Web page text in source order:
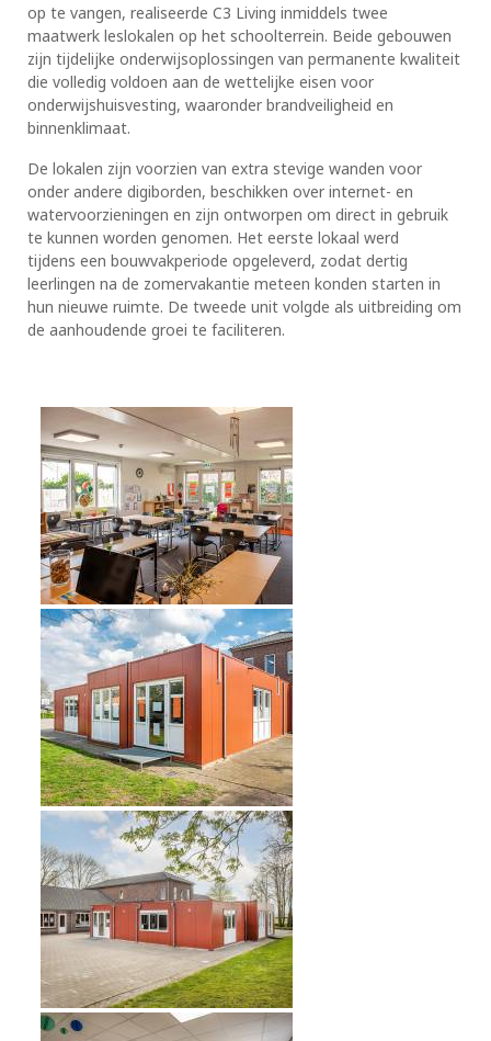
op te vangen, realiseerde C3 Living inmiddels twee
maatwerk leslokalen op het schoolterrein. Beide gebouwen
zijn tijdelijke onderwijsoplossingen van permanente kwaliteit
die volledig voldoen aan de wettelijke eisen voor
onderwijshuisvesting, waaronder brandveiligheid en
binnenklimaat.
De lokalen zijn voorzien van extra stevige wanden voor
onder andere digiborden, beschikken over internet- en
watervoorzieningen en zijn ontworpen om direct in gebruik
te kunnen worden genomen. Het eerste lokaal werd
tijdens een bouwvakperiode opgeleverd, zodat dertig
leerlingen na de zomervakantie meteen konden starten in
hun nieuwe ruimte. De tweede unit volgde als uitbreiding om
de aanhoudende groei te faciliteren.